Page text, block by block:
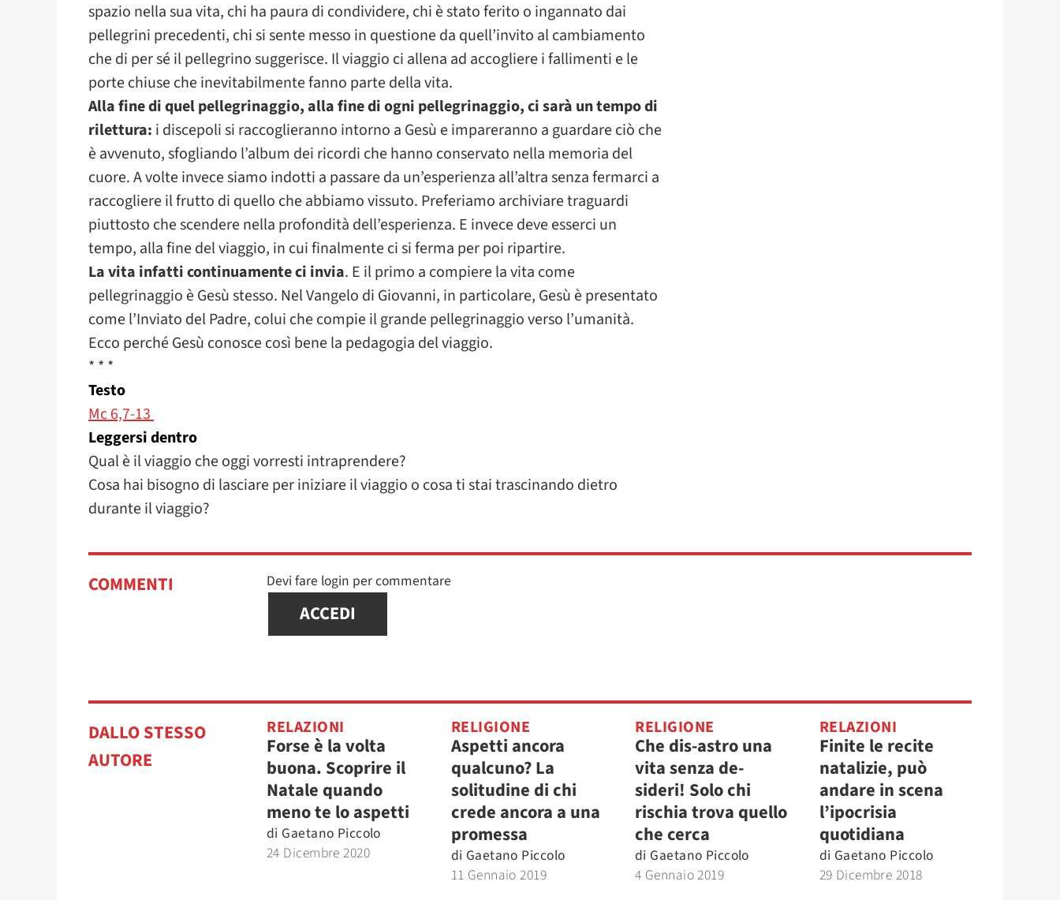
spazio nella sua vita, chi ha paura di condividere, chi è stato ferito o ingannato dai
pellegrini precedenti, chi si sente messo in questione da quell’invito al cambiamento
che di per sé il pellegrino suggerisce. Il viaggio ci allena ad accogliere i fallimenti e le
porte chiuse che inevitabilmente fanno parte della vita.
Alla fine di quel pellegrinaggio, alla fine di ogni pellegrinaggio, ci sarà un tempo di
rilettura: i discepoli si raccoglieranno intorno a Gesù e impareranno a guardare ciò che
è avvenuto, sfogliando l’album dei ricordi che hanno conservato nella memoria del
cuore. A volte invece siamo indotti a passare da un’esperienza all’altra senza fermarci a
raccogliere il frutto di quello che abbiamo vissuto. Preferiamo archiviare traguardi
piuttosto che scendere nella profondità dell’esperienza. E invece deve esserci un
tempo, alla fine del viaggio, in cui finalmente ci si ferma per poi ripartire.
La vita infatti continuamente ci invia. E il primo a compiere la vita come
pellegrinaggio è Gesù stesso. Nel Vangelo di Giovanni, in particolare, Gesù è presentato
come l’Inviato del Padre, colui che compie il grande pellegrinaggio verso l’umanità.
Ecco perché Gesù conosce così bene la pedagogia del viaggio.
* * *
Testo
Mc 6,7-13
Leggersi dentro
Qual è il viaggio che oggi vorresti intraprendere?
Cosa hai bisogno di lasciare per iniziare il viaggio o cosa ti stai trascinando dietro
durante il viaggio?
COMMENTI Devi fare login per commentare
ACCEDI
DALLO STESSO
AUTORE
RELAZIONI
Forse è la volta
buona. Scoprire il
Natale quando
meno te lo aspetti
di Gaetano Piccolo
24 Dicembre 2020
RELIGIONE
Aspetti ancora
qualcuno? La
solitudine di chi
crede ancora a una
promessa
di Gaetano Piccolo
11 Gennaio 2019
RELIGIONE
Che dis-astro una
vita senza de-
sideri! Solo chi
rischia trova quello
che cerca
di Gaetano Piccolo
4 Gennaio 2019
RELAZIONI
Finite le recite
natalizie, può
andare in scena
l’ipocrisia
quotidiana
di Gaetano Piccolo
29 Dicembre 2018